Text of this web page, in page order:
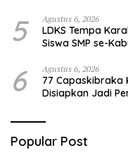
5 Agustus 6, 2026
LDKS Tempa
Siswa SMP se-
6 Agustus 6, 2026
77 Capaskibraka
Disiapkan Jadi
Popular Post